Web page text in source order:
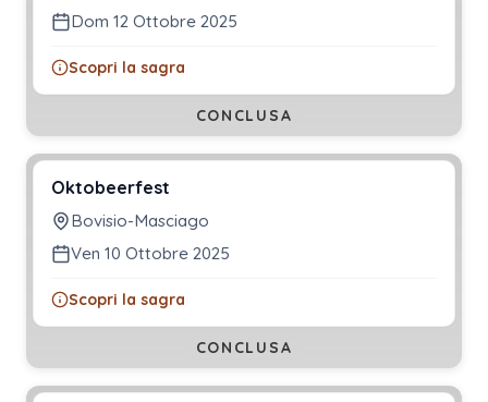
Dom 12 Ottobre 2025
Scopri la sagra
CONCLUSA
Oktobeerfest
Bovisio-Masciago
Ven 10 Ottobre 2025
Scopri la sagra
CONCLUSA